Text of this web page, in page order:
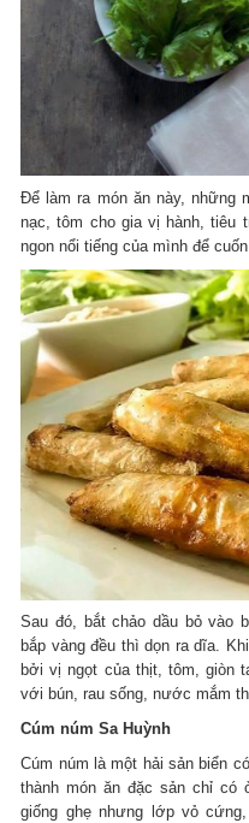
Để làm ra món ăn này, những
nạc, tôm cho gia vị hành, tiêu
ngon nổi tiếng của mình để
Sau đó, bắt chảo dầu bỏ vào
bắp vàng đều thì dọn ra dĩa.
bởi vị ngọt của thịt, tôm, giòn
với bún, rau sống, nước mắm
Cúm núm Sa Huỳnh
Cúm núm là một hải sản biển
thành món ăn đặc sản chỉ có
giống ghẹ nhưng lớp vỏ